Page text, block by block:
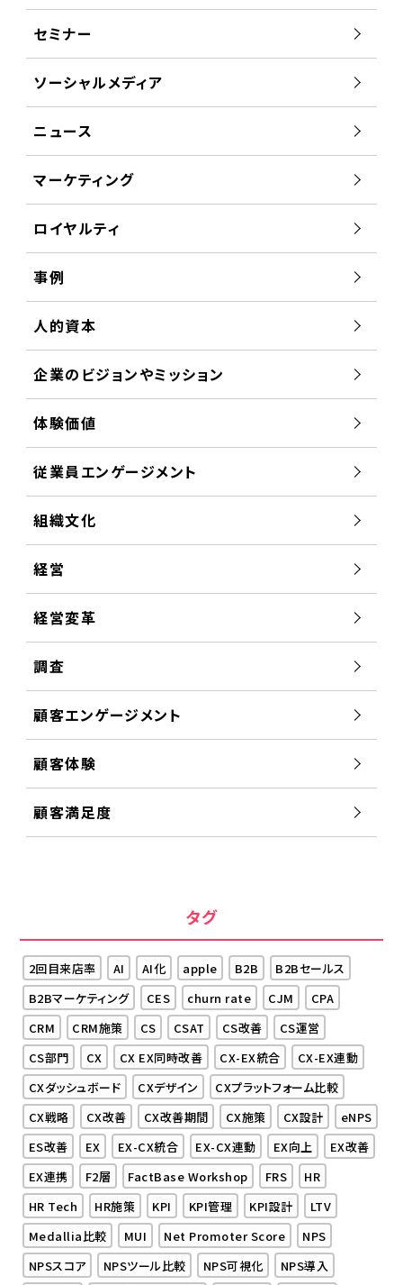
セミナー
ソーシャルメディア
ニュース
マーケティング
ロイヤルティ
事例
人的資本
企業のビジョンやミッション
体験価値
従業員エンゲージメント
組織文化
経営
経営変革
調査
顧客エンゲージメント
顧客体験
顧客満足度
タグ
2回目来店率 AI AI化 apple B2B
B2Bセールス
B2Bマーケティング
CES churn rate CJM
CPA
CRM
CRM施策 CS CSAT CS改善
CS運営
CS部門
CX CX EX同時改善 CX-EX統合
CX-EX連動
CXダッシュボード
CXデザイン
CXプラットフォーム比較
CX戦略
CX改善 CX改善期間 CX施策 CX設計
eNPS
ES改善
EX EX-CX統合 EX-CX連動 EX向上
EX改善
EX連携
F2層 FactBase Workshop FRS
HR
HR Tech
HR施策 KPI KPI管理 KPI設計
LTV
Medallia比較
MUI Net Promoter Score
NPS
NPSスコア
NPSツール比較 NPS可視化
NPS導入